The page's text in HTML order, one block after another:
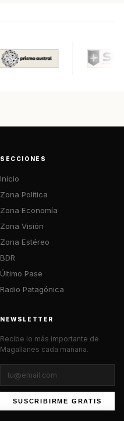
SECCIONES
Inicio
Zona Política
Zona Economía
Zona Visión
Zona Estéreo
BDR
Último Pase
Radio Patagónica
NEWSLETTER
Recibe lo más importante de
Magallanes cada mañana.
SUSCRIBIRME GRATIS